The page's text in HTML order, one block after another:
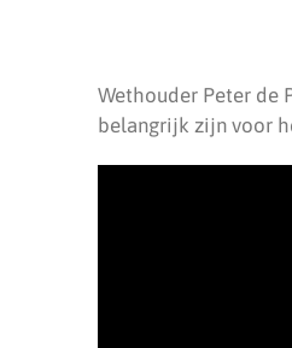
Wethouder Peter de
belangrijk zijn voor